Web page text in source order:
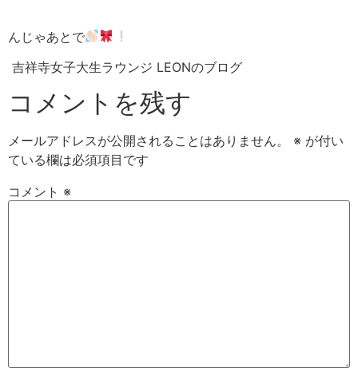
んじゃあとで
吉祥寺女子大生ラウンジ LEONのブログ
コメントを残す
メールアドレスが公開されることはありません。 ※ が付い
ている欄は必須項目です
コメント ※